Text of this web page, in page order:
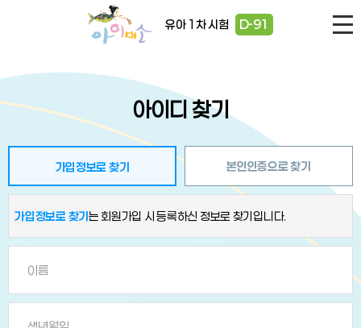
유아 1차 시험 D-91
아이디 찾기
가입정보로 찾기 본인인증으로 찾기
가입정보로 찾기 는 회원가입 시 등록하신 정보로 찾기입니다.